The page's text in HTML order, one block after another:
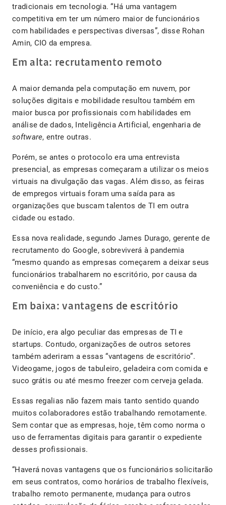
tradicionais em tecnologia. “Há uma vantagem
competitiva em ter um número maior de funcionários
com habilidades e perspectivas diversas”, disse Rohan
Amin, CIO da empresa.
Em alta: recrutamento remoto
A maior demanda pela computação em nuvem, por
soluções digitais e mobilidade resultou também em
maior busca por profissionais com habilidades em
análise de dados, Inteligência Artificial, engenharia de
software, entre outras.
Porém, se antes o protocolo era uma entrevista
presencial, as empresas começaram a utilizar os meios
virtuais na divulgação das vagas. Além disso, as feiras
de empregos virtuais foram uma saída para as
organizações que buscam talentos de TI em outra
cidade ou estado.
Essa nova realidade, segundo James Durago, gerente de
recrutamento do Google, sobreviverá à pandemia
“mesmo quando as empresas começarem a deixar seus
funcionários trabalharem no escritório, por causa da
conveniência e do custo.”
Em baixa: vantagens de escritório
De início, era algo peculiar das empresas de TI e
startups. Contudo, organizações de outros setores
também aderiram a essas “vantagens de escritório”.
Videogame, jogos de tabuleiro, geladeira com comida e
suco grátis ou até mesmo freezer com cerveja gelada.
Essas regalias não fazem mais tanto sentido quando
muitos colaboradores estão trabalhando remotamente.
Sem contar que as empresas, hoje, têm como norma o
uso de ferramentas digitais para garantir o expediente
desses profissionais.
“Haverá novas vantagens que os funcionários solicitarão
em seus contratos, como horários de trabalho flexíveis,
trabalho remoto permanente, mudança para outros